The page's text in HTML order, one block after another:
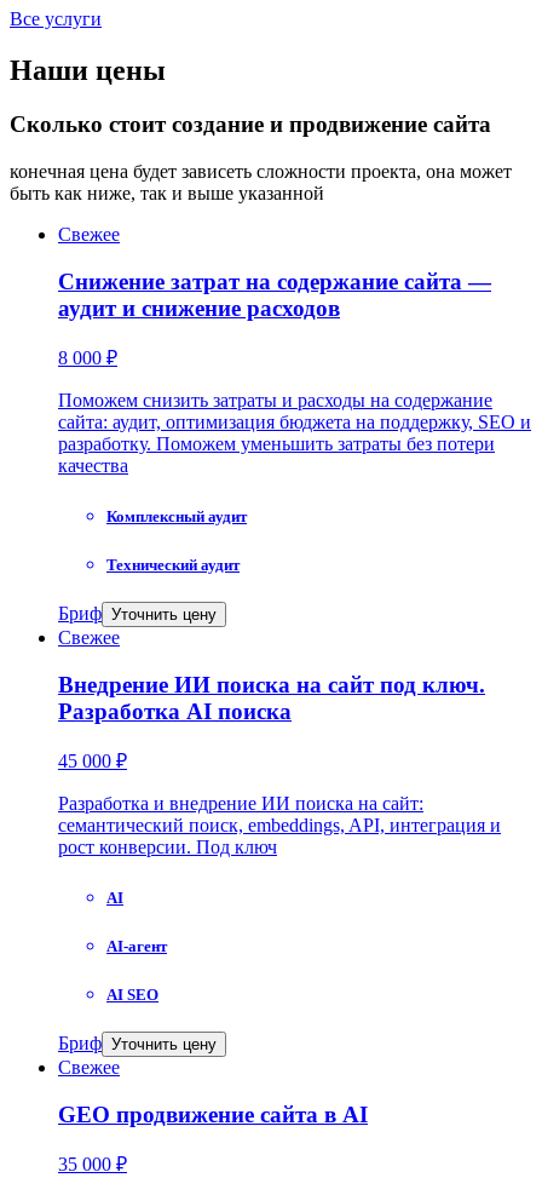
Все услуги
Наши цены
Сколько стоит создание и продвижение сайта
конечная цена будет зависеть сложности проекта, она может
быть как ниже, так и выше указанной
Свежее
Снижение затрат на содержание сайта —
аудит и снижение расходов
8 000 ₽
Поможем снизить затраты и расходы на содержание
сайта: аудит, оптимизация бюджета на поддержку, SEO и
разработку. Поможем уменьшить затраты без потери
качества
Комплексный аудит
Технический аудит
Бриф Уточнить цену
Свежее
Внедрение ИИ поиска на сайт под ключ.
Разработка AI поиска
45 000 ₽
Разработка и внедрение ИИ поиска на сайт:
семантический поиск, embeddings, API, интеграция и
рост конверсии. Под ключ
AI
AI-агент
AI SEO
Бриф Уточнить цену
Свежее
GEO продвижение сайта в AI
35 000 ₽